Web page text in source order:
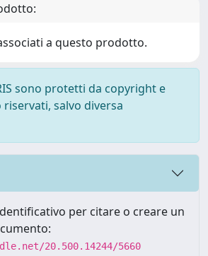
a questo prodotto.
sono protetti da copyright e
salvo diversa
per citare o creare un
20.500.14244/5660